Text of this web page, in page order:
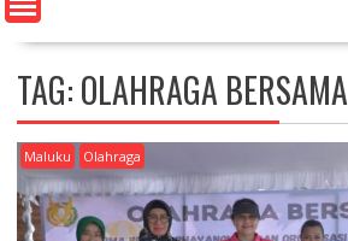
n
TAG:OLAHRAGA BERSAMA
Maluku Olahraga